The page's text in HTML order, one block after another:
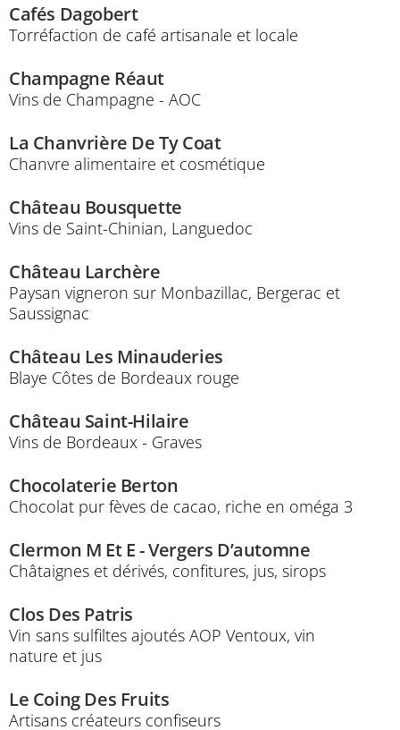
Cafés Dagobert
Torréfaction de café artisanale et locale
Champagne Réaut
Vins de Champagne - AOC
La Chanvrière De Ty Coat
Chanvre alimentaire et cosmétique
Château Bousquette
Vins de Saint-Chinian, Languedoc
Château Larchère
Paysan vigneron sur Monbazillac, Bergerac et
Saussignac
Château Les Minauderies
Blaye Côtes de Bordeaux rouge
Château Saint-Hilaire
Vins de Bordeaux - Graves
Chocolaterie Berton
Chocolat pur fèves de cacao, riche en oméga 3
Clermon M Et E - Vergers D’automne
Châtaignes et dérivés, confitures, jus, sirops
Clos Des Patris
Vin sans sulfiltes ajoutés AOP Ventoux, vin
nature et jus
Le Coing Des Fruits
Artisans créateurs confiseurs